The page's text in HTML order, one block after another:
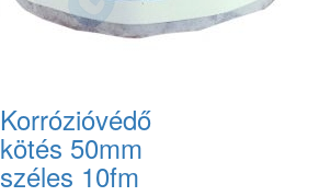
Korrózióvédő
kötés 50mm
széles 10fm